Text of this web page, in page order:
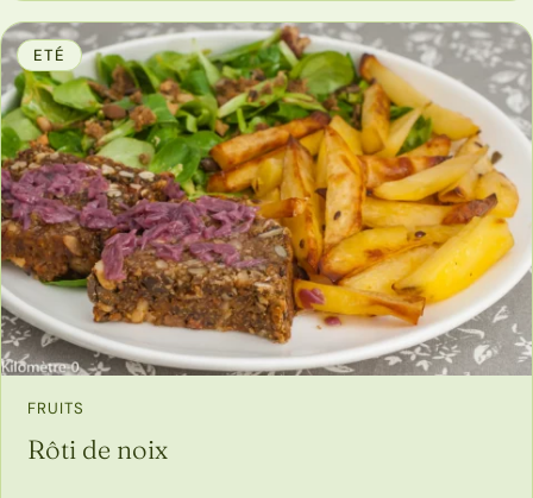
ETÉ
FRUITS
Rôti de noix